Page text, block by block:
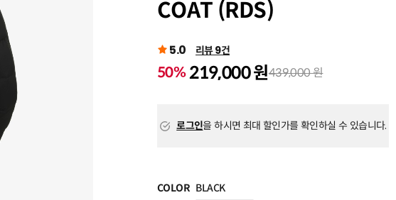
COAT (RDS)
5.0 리뷰 9건
50% 219,000 원439,000 원
로그인을 하시면 최대 할인가를 확인하실 수 있습니다.
COLOR BLACK